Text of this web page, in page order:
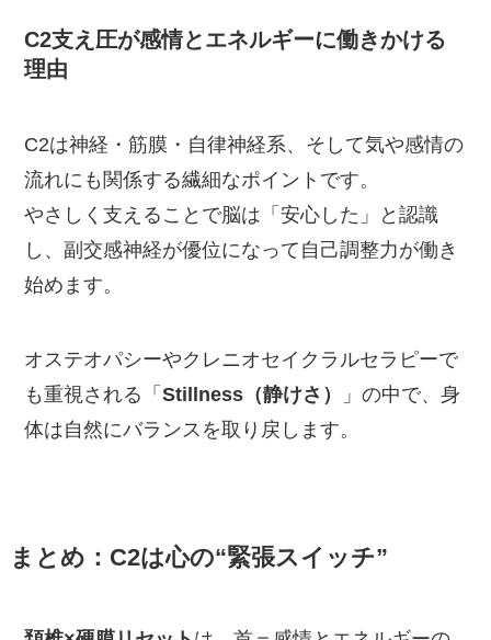
C2支え圧が感情とエネルギーに働きかける
理由
C2は神経・筋膜・自律神経系、そして気や感情の
流れにも関係する繊細なポイントです。
やさしく支えることで脳は「安心した」と認識
し、副交感神経が優位になって自己調整力が働き
始めます。
オステオパシーやクレニオセイクラルセラピーで
も重視される「Stillness（静けさ）
」の中で、身
体は自然にバランスを取り戻します。
まとめ：C2は心の“緊張スイッチ”